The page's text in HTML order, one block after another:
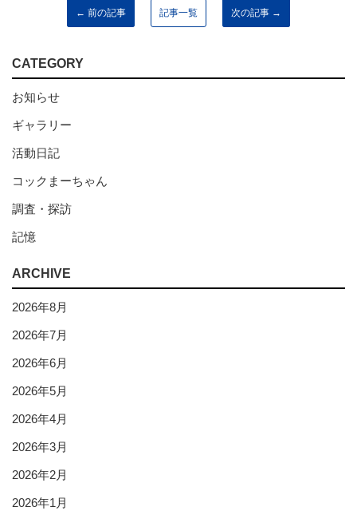
← 前の記事 記事一覧 次の記事 →
CATEGORY
お知らせ
ギャラリー
活動日記
コックまーちゃん
調査・探訪
記憶
ARCHIVE
2026年8月
2026年7月
2026年6月
2026年5月
2026年4月
2026年3月
2026年2月
2026年1月